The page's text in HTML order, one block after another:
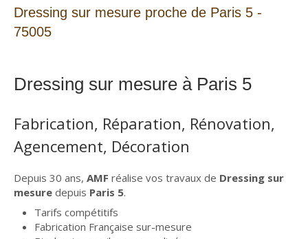
Dressing sur mesure proche de Paris 5 -
75005
Dressing sur mesure à Paris 5
Fabrication, Réparation, Rénovation,
Agencement, Décoration
Depuis 30 ans, AMF réalise vos travaux de Dressing sur
mesure depuis Paris 5.
Tarifs compétitifs
Fabrication Française sur-mesure